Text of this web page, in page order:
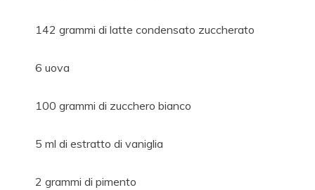
142 grammi di latte condensato zuccherato
6 uova
100 grammi di zucchero bianco
5 ml di estratto di vaniglia
2 grammi di pimento